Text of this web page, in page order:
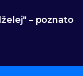
– poznato